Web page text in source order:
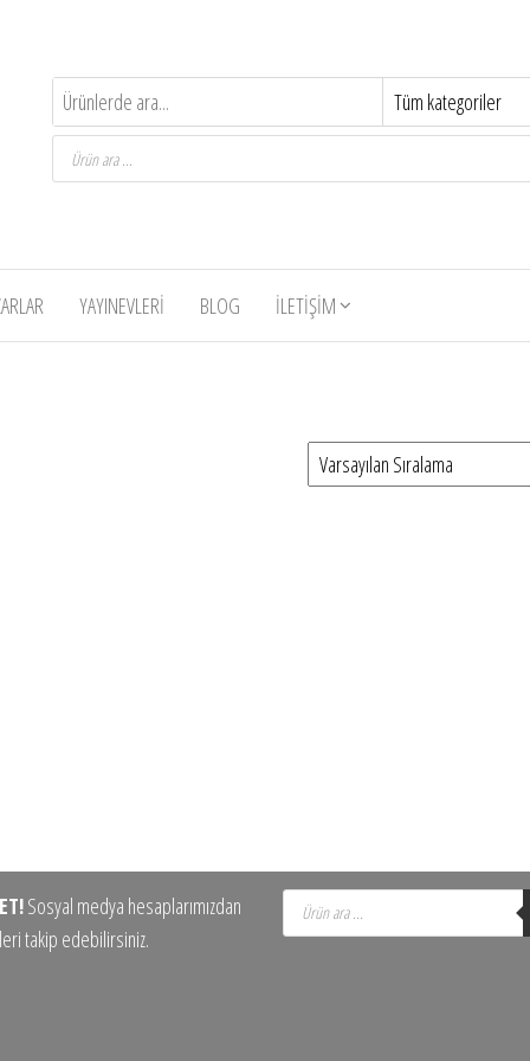
Products
search
YAYINEVLERI BLOG İLETIŞIM
Sosyal medya hesaplarımızdan
takip edebilirsiniz.
Products
search